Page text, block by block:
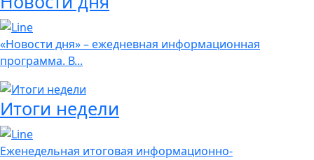
«Новости дня» – ежедневная информационная
программа. В...
Итоги недели
Еженедельная итоговая информационно-